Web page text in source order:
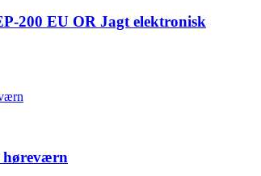
200 EU OR Jagt elektronisk
høreværn